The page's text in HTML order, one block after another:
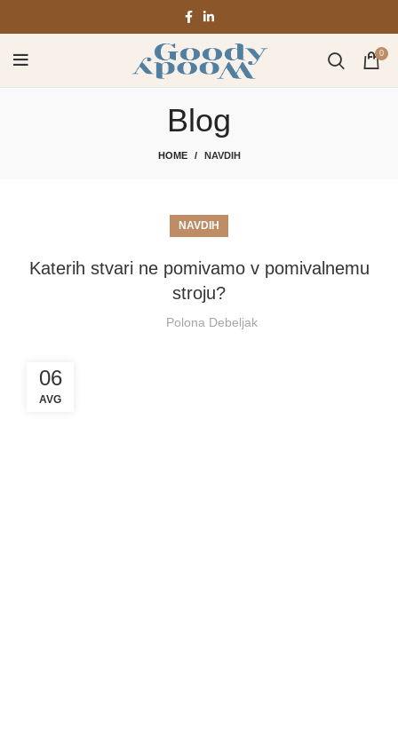
0
Blog
HOME NAVDIH
NAVDIH
Katerih stvari ne pomivamo v pomivalnemu
stroju?
Polona Debeljak
06
AVG